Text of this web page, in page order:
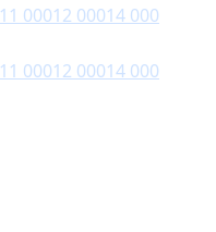
11 00012 00014 000
11 00012 00014 000